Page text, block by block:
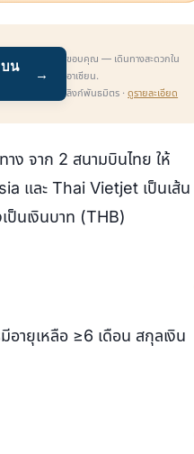
บน
→
ขอบคุณ — เดินทางสะดวกใน
อาเซียน.
ลิงก์พันธมิตร ·ดูรายละเอียด
ง จาก 2 สนามบินไทย ให้
และ Thai Vietjet เป็นเส้น
ป็นเงินบาท (THB)
ายุเหลือ ≥6 เดือน สกุลเงิน